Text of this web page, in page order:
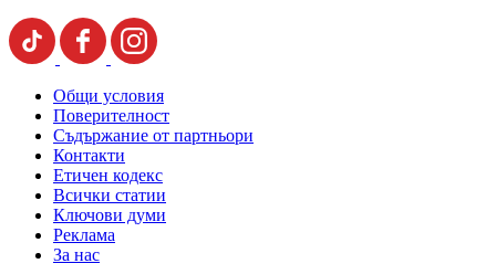
Общи условия
Поверителност
Съдържание от партньори
Контакти
Етичен кодекс
Всички статии
Ключови думи
Реклама
За нас